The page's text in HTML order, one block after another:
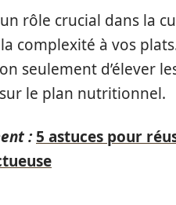
rôle crucial dans la
complexité à vos
seulement d’élever
le plan nutritionnel.
: 5 astuces pour